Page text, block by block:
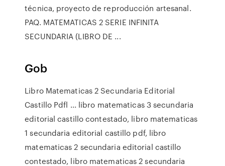
técnica, proyecto de reproducción artesanal.
PAQ. MATEMATICAS 2 SERIE INFINITA
SECUNDARIA (LIBRO DE ...
Gob
Libro Matematicas 2 Secundaria Editorial
Castillo Pdfl ... libro matematicas 3 secundaria
editorial castillo contestado, libro matematicas
1 secundaria editorial castillo pdf, libro
matematicas 2 secundaria editorial castillo
contestado, libro matematicas 2 secundaria